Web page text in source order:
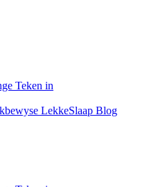
Teken in
LekkeSlaap Blog